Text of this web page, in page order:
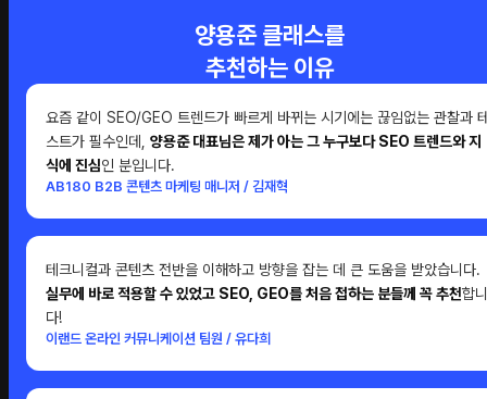
양용준 클래스를
추천하는 이유
요즘 같이 SEO/GEO 트렌드가 빠르게 바뀌는 시기에는 끊임없는 관찰과
스트가 필수인데, 양용준 대표님은 제가 아는 그 누구보다 SEO 트렌드와 지
식에 진심인 분입니다.
AB180 B2B 콘텐츠 마케팅 매니저 / 김재혁
테크니컬과 콘텐츠 전반을 이해하고 방향을 잡는 데 큰 도움을 받았습니다.
실무에 바로 적용할 수 있었고 SEO, GEO를 처음 접하는 분들께 꼭 추천합니
다!
이랜드 온라인 커뮤니케이션 팀원 / 유다희